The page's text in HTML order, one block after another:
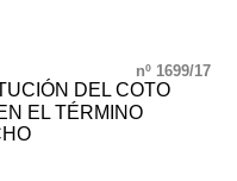
nº 1699/17
DEL COTO
EL TÉRMINO